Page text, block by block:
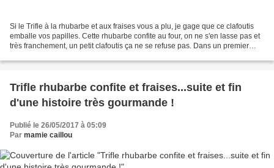
Si le Trifle à la rhubarbe et aux fraises vous a plu, je gage que ce clafoutis
emballe vos papilles. Cette rhubarbe confite au four, on ne s'en lasse pas et
très franchement, un petit clafoutis ça ne se refuse pas. Dans un premier
Trifle rhubarbe confite et fraises...suite et fin
d'une histoire très gourmande !
Publié le 26/05/2017 à 05:09
Par mamie caillou